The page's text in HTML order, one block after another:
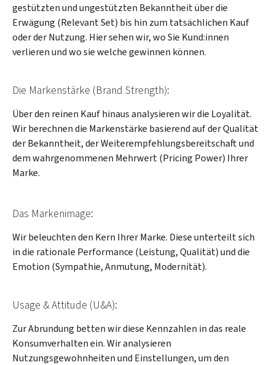
gestützten und ungestützten Bekanntheit über die
Erwägung (Relevant Set) bis hin zum tatsächlichen Kauf
oder der Nutzung. Hier sehen wir, wo Sie Kund:innen
verlieren und wo sie welche gewinnen können.
Die Markenstärke (Brand Strength):
Über den reinen Kauf hinaus analysieren wir die Loyalität.
Wir berechnen die Markenstärke basierend auf der Qualität
der Bekanntheit, der Weiterempfehlungsbereitschaft und
dem wahrgenommenen Mehrwert (Pricing Power) Ihrer
Marke.
Das Markenimage:
Wir beleuchten den Kern Ihrer Marke. Diese unterteilt sich
in die rationale Performance (Leistung, Qualität) und die
Emotion (Sympathie, Anmutung, Modernität).
Usage & Attitude (U&A):
Zur Abrundung betten wir diese Kennzahlen in das reale
Konsumverhalten ein. Wir analysieren
Nutzungsgewohnheiten und Einstellungen, um den